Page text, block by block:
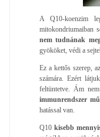
A Q10-koenzim
mitokondriumaiban
nem tudnának
gyököket, védi a
Ez a kettős szerep,
számára. Ezért
feltüntetve. Ám
immunrendszer
hatással van.
Q10 kisebb